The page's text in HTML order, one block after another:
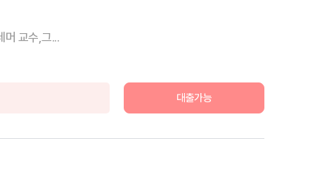
머 교수,그...
대출가능